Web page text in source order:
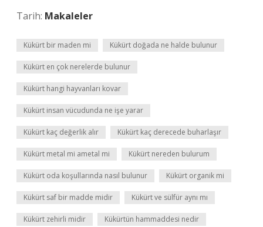
Tarih: Makaleler
Kükürt bir maden mi Kükürt doğada ne halde bulunur
Kükürt en çok nerelerde bulunur
Kükürt hangi hayvanları kovar
Kükürt insan vücudunda ne işe yarar
Kükürt kaç değerlik alır Kükürt kaç derecede buharlaşır
Kükürt metal mi ametal mi Kükürt nereden bulurum
Kükürt oda koşullarında nasıl bulunur Kükürt organik mi
Kükürt saf bir madde midir Kükürt ve sülfür aynı mı
Kükürt zehirli midir Kükürtün hammaddesi nedir